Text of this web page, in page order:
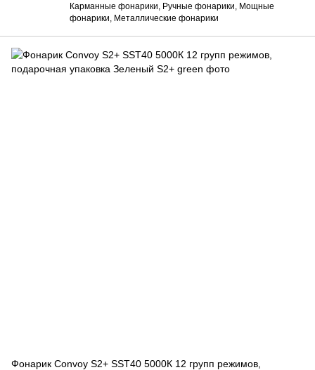
Карманные фонарики, Ручные фонарики, Мощные
фонарики, Металлические фонарики
Фонарик Convoy S2+ SST40 5000К 12 групп режимов,